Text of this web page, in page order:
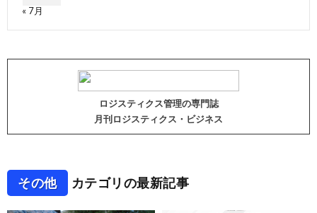
« 7月
ロジスティクス管理の専門誌
月刊ロジスティクス・ビジネス
その他 カテゴリの最新記事